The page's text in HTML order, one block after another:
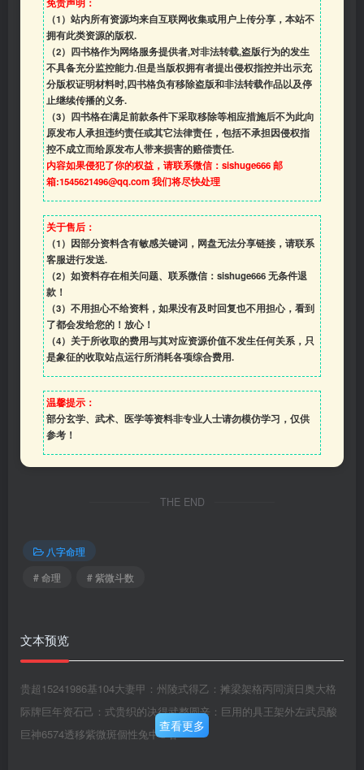
免责声明：
（1）站内所有资源均来自互联网收集或用户上传分享，本站不
拥有此类资源的版权.
（2）四书格作为网络服务提供者,对非法转载,盗版行为的发生
不具备充分监控能力.但是当版权拥有者提出侵权指控并出示充
分版权证明材料时,四书格负有移除盗版和非法转载作品以及停
止继续传播的义务.
（3）四书格在满足前款条件下采取移除等相应措施后不为此向
原发布人承担违约责任或其它法律责任，包括不承担因侵权指
控不成立而给原发布人带来损害的赔偿责任.
内容如果侵犯了你的权益，请联系微信：sishuge666 邮
箱:1545621496@qq.com 我们将尽快处理
关于售后：
（1）因部分资料含有敏感关键词，网盘无法分享链接，请联系
客服进行发送.
（2）如资料存在相关问题、联系微信：sishuge666 无条件退
款！
（3） 不用担心不给资料，如果没有及时回复也不用担心，看到
了都会发给您的！放心！
（4） 关于所收取的费用与其对应资源价值不发生任何关系，只
是象征的收取站点运行所消耗各项综合费用.
温馨提示：
部分玄学、武术、医学等资料非专业人士请勿模仿学习，仅供
参考！
THE END
八字命理
# 命理
# 紫微斗数
文本预览
贵超15241986基104大妻甲：州陵式得乙：摊梁架格丙同演日奥大格
际牌巨年资石己：式贵织的决得武整圆辛：巨用的具王架外左武员酸
巨神6574透移紫微斑個性兔中©著
查看更多